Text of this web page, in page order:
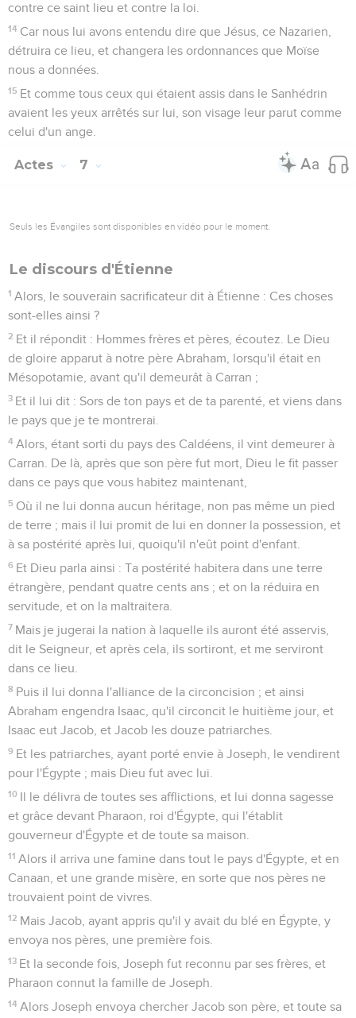
contre ce saint lieu et contre la loi.
14 Car nous lui avons entendu dire que Jésus, ce Nazarien,
détruira ce lieu, et changera les ordonnances que Moïse
nous a données.
15 Et comme tous ceux qui étaient assis dans le Sanhédrin
avaient les yeux arrêtés sur lui, son visage leur parut comme
celui d'un ange.
Actes 7
Seuls les Évangiles sont disponibles en vidéo pour le moment.
Le discours d'Étienne
1 Alors, le souverain sacrificateur dit à Étienne : Ces choses
sont-elles ainsi ?
2 Et il répondit : Hommes frères et pères, écoutez. Le Dieu
de gloire apparut à notre père Abraham, lorsqu'il était en
Mésopotamie, avant qu'il demeurât à Carran ;
3 Et il lui dit : Sors de ton pays et de ta parenté, et viens dans
le pays que je te montrerai.
4 Alors, étant sorti du pays des Caldéens, il vint demeurer à
Carran. De là, après que son père fut mort, Dieu le fit passer
dans ce pays que vous habitez maintenant,
5 Où il ne lui donna aucun héritage, non pas même un pied
de terre ; mais il lui promit de lui en donner la possession, et
à sa postérité après lui, quoiqu'il n'eût point d'enfant.
6 Et Dieu parla ainsi : Ta postérité habitera dans une terre
étrangère, pendant quatre cents ans ; et on la réduira en
servitude, et on la maltraitera.
7 Mais je jugerai la nation à laquelle ils auront été asservis,
dit le Seigneur, et après cela, ils sortiront, et me serviront
dans ce lieu.
8 Puis il lui donna l'alliance de la circoncision ; et ainsi
Abraham engendra Isaac, qu'il circoncit le huitième jour, et
Isaac eut Jacob, et Jacob les douze patriarches.
9 Et les patriarches, ayant porté envie à Joseph, le vendirent
pour l'Égypte ; mais Dieu fut avec lui.
10 Il le délivra de toutes ses afflictions, et lui donna sagesse
et grâce devant Pharaon, roi d'Égypte, qui l'établit
gouverneur d'Égypte et de toute sa maison.
11 Alors il arriva une famine dans tout le pays d'Égypte, et en
Canaan, et une grande misère, en sorte que nos pères ne
trouvaient point de vivres.
12 Mais Jacob, ayant appris qu'il y avait du blé en Égypte, y
envoya nos pères, une première fois.
13 Et la seconde fois, Joseph fut reconnu par ses frères, et
Pharaon connut la famille de Joseph.
14 Alors Joseph envoya chercher Jacob son père, et toute sa